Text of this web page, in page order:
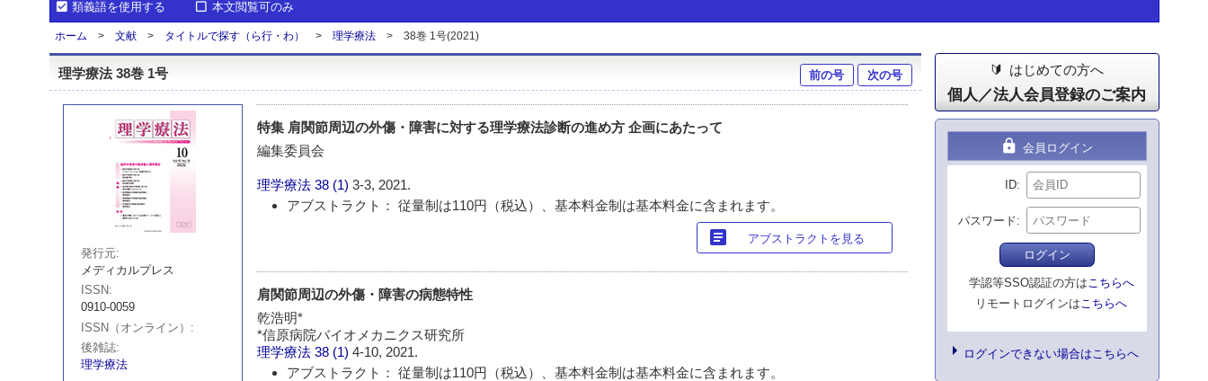
類義語を使用する 本文閲覧可のみ
ホーム 文献 タイトルで探す（ら行・わ） 理学療法 38巻 1号(2021)
理学療法 38巻 1号 前の号 次の号
発行元
メディカルプレス
ISSN
0910-0059
ISSN（オンライン）
後雑誌
理学療法
特集 肩関節周辺の外傷・障害に対する理学療法診断の進め方 企画にあたって
編集委員会
理学療法 38 (1)3-3, 2021.
アブストラクト： 従量制は110円（税込）、基本料金制は基本料金に含まれます。
article アブストラクトを見る
肩関節周辺の外傷・障害の病態特性
乾浩明*
*信原病院バイオメカニクス研究所
理学療法 38 (1)4-10, 2021.
アブストラクト： 従量制は110円（税込）、基本料金制は基本料金に含まれます。
はじめての方へ
個人／法人会員登録のご案内
lock 会員ログイン
ID
パスワード
ログイン
学認等SSO認証の方はこちらへ
リモートログインはこちらへ
ログインできない場合はこちらへ